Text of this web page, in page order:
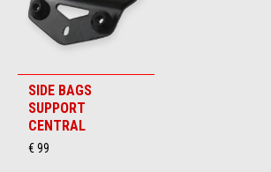
SIDE BAGS
SUPPORT
CENTRAL
€ 99